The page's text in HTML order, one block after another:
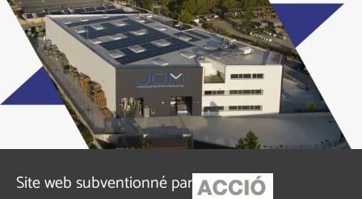
Site web subventionné par